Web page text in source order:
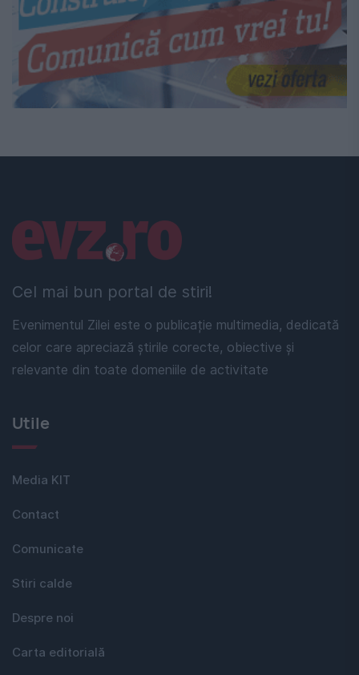
Cel mai bun portal de stiri!
Evenimentul Zilei este o publicație multimedia, dedicată
celor care apreciază știrile corecte, obiective și
relevante din toate domeniile de activitate
Linkuri utile
Utile
Media KIT
Contact
Comunicate
Stiri calde
Despre noi
Carta editorială